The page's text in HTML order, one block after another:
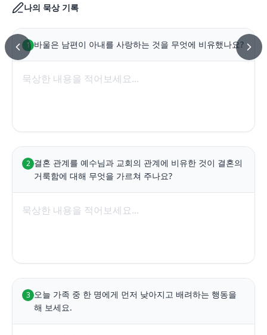
나의 묵상 기록
1 바울은 남편이 아내를 사랑하는 것을 무엇에 비유했나요?
2 결혼 관계를 예수님과 교회의 관계에 비유한 것이 결혼의
거룩함에 대해 무엇을 가르쳐 주나요?
3 오늘 가족 중 한 명에게 먼저 낮아지고 배려하는 행동을
해 보세요.